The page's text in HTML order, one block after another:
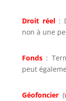
Droit réel:
non à une
Fonds :
peut
Géofoncier (